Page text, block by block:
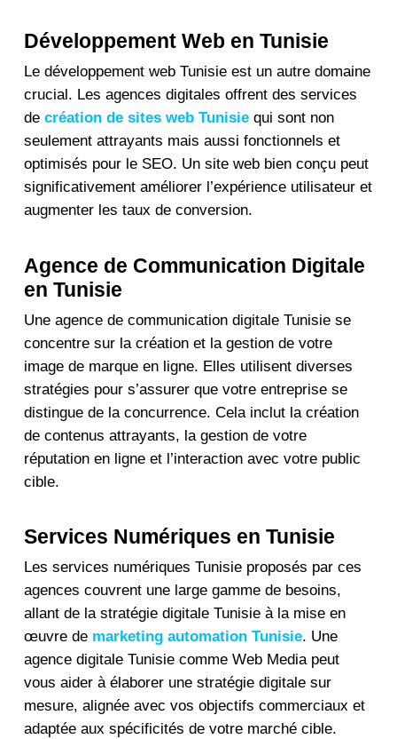
Développement Web en Tunisie
Le développement web Tunisieest un autre domaine
crucial. Les agences digitales offrent des services
de création de sites web Tunisiequi sont non
seulement attrayants mais aussi fonctionnels et
optimisés pour le SEO. Un site web bien conçu peut
significativement améliorer l’expérience utilisateur et
augmenter les taux de conversion.
Agence de Communication Digitale
en Tunisie
Une agence de communication digitale Tunisiese
concentre sur la création et la gestion de votre
image de marque en ligne. Elles utilisent diverses
stratégies pour s’assurer que votre entreprise se
distingue de la concurrence. Cela inclut la création
de contenus attrayants, la gestion de votre
réputation en ligne et l’interaction avec votre public
cible.
Services Numériques en Tunisie
Les services numériques Tunisieproposés par ces
agences couvrent une large gamme de besoins,
allant de la stratégie digitale Tunisieà la mise en
œuvre de marketing automation Tunisie. Une
agence digitale Tunisiecomme Web Mediapeut
vous aider à élaborer une stratégie digitale sur
mesure, alignée avec vos objectifs commerciaux et
adaptée aux spécificités de votre marché cible.